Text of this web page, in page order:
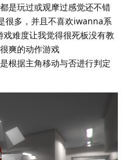
是玩过或观摩过感觉还不错
很多，并且不喜欢iwanna系
难度让我觉得很死板没有教
爽的动作游戏
根据主角移动与否进行判定